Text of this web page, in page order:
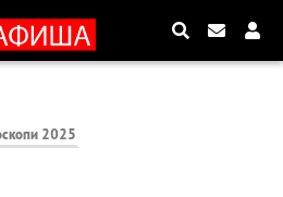
2025